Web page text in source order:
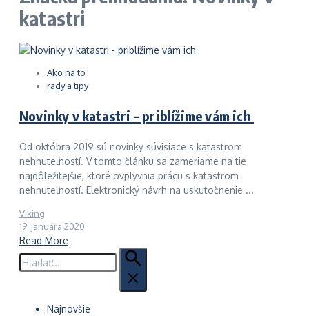
katastri
Ako na to
rady a tipy
Novinky v katastri – priblížime vám ich
Od októbra 2019 sú novinky súvisiace s katastrom
nehnuteľností. V tomto článku sa zameriame na tie
najdôležitejšie, ktoré ovplyvnia prácu s katastrom
nehnuteľností. Elektronický návrh na uskutočnenie ...
Viking
19. januára 2020
Read More
Hľadať:
Najnovšie